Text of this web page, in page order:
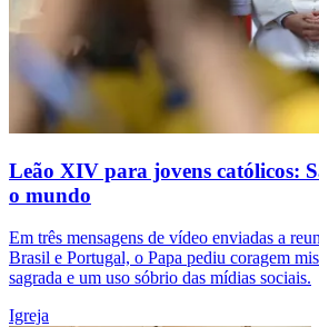
Leão XIV para jovens católicos:
o mundo
Em três mensagens de vídeo enviadas a
Brasil e Portugal, o Papa pediu coragem
sagrada e um uso sóbrio das mídias sociais.
Igreja